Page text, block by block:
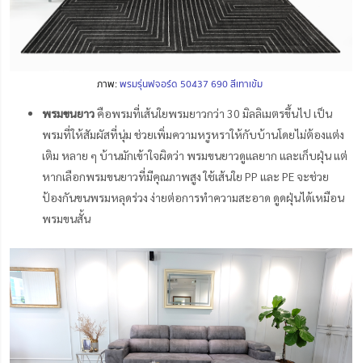
ภาพ:พรมรุ่นฟจอร์ด 50437 690 สีเทาเข้ม
พรมขนยาวคือพรมที่เส้นใยพรมยาวกว่า 30 มิลลิเมตรขึ้นไป เป็น
พรมที่ให้สัมผัสที่นุ่ม ช่วยเพิ่มความหรูหราให้กับบ้านโดยไม่ต้องแต่ง
เติม หลาย ๆ บ้านมักเข้าใจผิดว่า พรมขนยาวดูแลยาก และเก็บฝุ่น แต่
หากเลือกพรมขนยาวที่มีคุณภาพสูง ใช้เส้นใย PP และ PE จะช่วย
ป้องกันขนพรมหลุดร่วง ง่ายต่อการทำความสะอาด ดูดฝุ่นได้เหมือน
พรมขนสั้น